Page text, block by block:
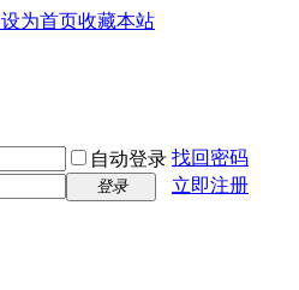
设为首页收藏本站
自动登录 找回密码
登录
立即注册